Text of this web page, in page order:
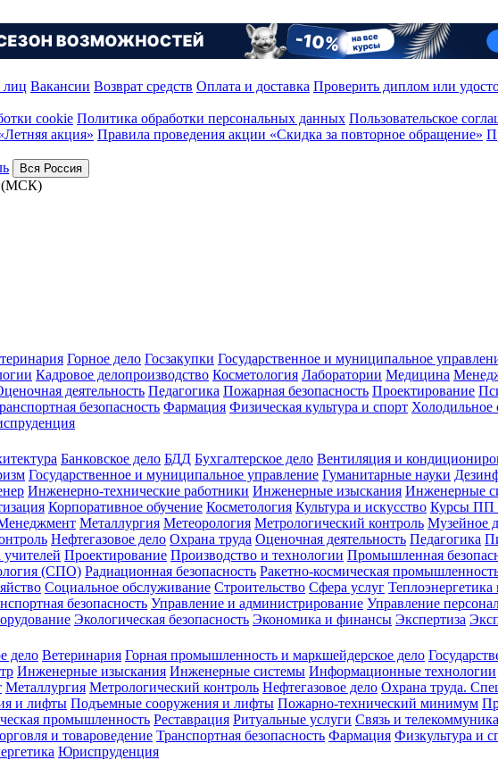
лиц Вакансии Возврат средств Оплата и доставка Проверить диплом или
cookie Политика обработки персональных данных Пользовательское
акция» Правила проведения акции «Скидка за повторное обращение»
Вся Россия
(МСК)
Горное дело Госзакупки Государственное и муниципальное
Кадровое делопроизводство Косметология Лаборатории Медицина
деятельность Педагогика Пожарная безопасность Проектирование
безопасность Фармация Физическая культура и спорт Холодильное
Банковское дело БДД Бухгалтерское дело Вентиляция и
Государственное и муниципальное управление Гуманитарные науки
Инженерно-технические работники Инженерные изыскания Инженерные
Корпоративное обучение Косметология Культура и искусство Курсы
Металлургия Метеорология Метрологический контроль Музейное
Нефтегазовое дело Охрана труда Оценочная деятельность Педагогика
Проектирование Производство и технологии Промышленная
(СПО) Радиационная безопасность Ракетно-космическая
Социальное обслуживание Строительство Сфера услуг Теплоэнергетика
безопасность Управление и администрирование Управление
Экологическая безопасность Экономика и финансы Экспертиза
дело Ветеринария Горная промышленность и маркшейдерское дело
Инженерные изыскания Инженерные системы Информационные технологии
Металлургия Метрологический контроль Нефтегазовое дело Охрана труда.
и лифты Подъемные сооружения и лифты Пожарно-технический минимум
промышленность Реставрация Ритуальные услуги Связь и
и товароведение Транспортная безопасность Фармация Физкультура и
Юриспруденция